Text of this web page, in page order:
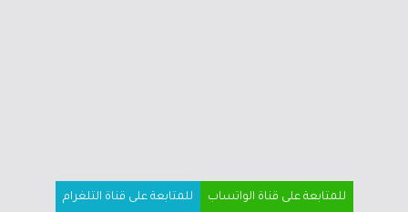
للمتابعة على قناة الواتساب للمتابعة على قناة التلغرام